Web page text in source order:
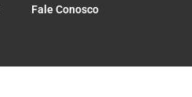
Fale Conosco